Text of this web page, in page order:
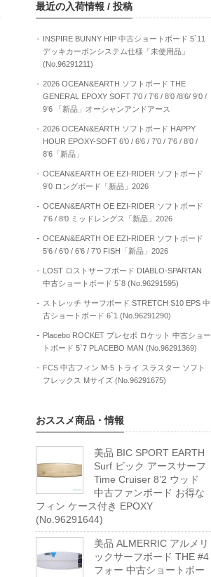
最近の入荷情報 / 投稿
INSPIRE BUNNY HIP 中古ショートボード 5`11
デッキカーボンシステム仕様「未使用品」
(No.96291211)
2026 OCEAN&EARTH ソフトボード THE
GENERAL EPOXY SOFT 7’0 / 7’6 / 8’0 /8’6/ 9’0 /
9’6 「新品」オーシャンアンドアース
2026 OCEAN&EARTH ソフトボード HAPPY
HOUR EPOXY-SOFT 6’0 / 6’6 / 7’0 / 7’6 / 8’0 /
8’6「新品」
OCEAN&EARTH OE EZI-RIDER ソフトボード
9’0 ロングボード「新品」2026
OCEAN&EARTH OE EZI-RIDER ソフトボード
7’6 / 8’0 ミッドレングス「新品」2026
OCEAN&EARTH OE EZI-RIDER ソフトボード
5’6 / 6’0 / 6’6 / 7’0 FISH「新品」2026
LOST ロストサーフボード DIABLO-SPARTAN
中古ショートボード 5`8 (No.96291595)
ストレッチ サーフボード STRETCH S10 EPS 中
古ショートボード 6`1 (No.96291290)
Placebo ROCKET プレセボ ロケット 中古ショー
トボード 5`7 PLACEBO MAN (No.96291369)
FCS 中古フィン M-5 トライ スラスター ソフト
フレックス Mサイズ (No.96291675)
おススメ商品・情報
美品 BIC SPORT EARTH
Surf ビック アースサーフ
Time Cruiser 8’2 ウッド
中古ファンボード お得な
フィン ケース付き EPOXY
(No.96291644)
美品 ALMERRIC アルメリ
ックサーフボード THE #4
フォー 中古ショートボー